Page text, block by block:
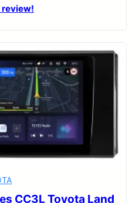
review!
CC3L Toyota Land